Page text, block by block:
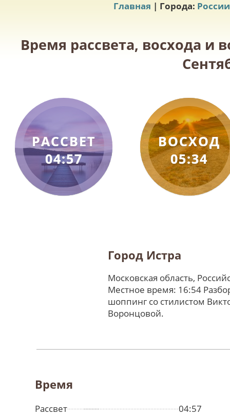
Главная | Города: России
Время рассвета, восхода и
РАССВЕТ
04:57
ВОСХОД
05:34
Город Истра
Московская область,
Местное время: 16:54
шоппинг со стилистом
Воронцовой.
Время
Рассвет
04:57